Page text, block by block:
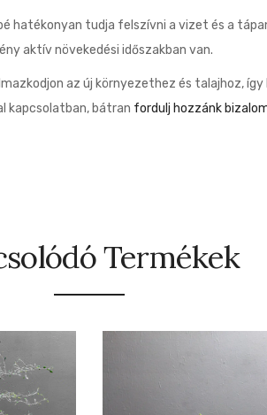
hatékonyan tudja felszívni a vizet és a
aktív növekedési időszakban van.
az új környezethez és talajhoz,
kapcsolatban, bátran fordulj hozzánk
Termékek